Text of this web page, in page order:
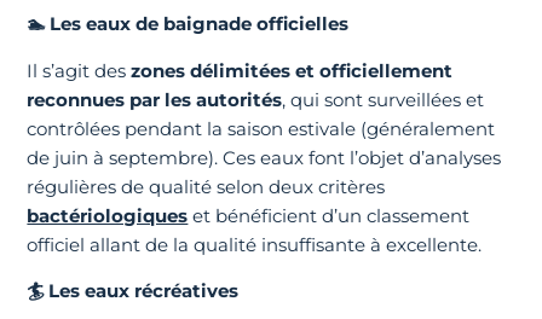
🏊 Les eaux de baignade officielles
Il s’agit deszones délimitées et officiellement
reconnues par les autorités, qui sont surveillées et
contrôlées pendant la saison estivale (généralement
de juin à septembre). Ces eaux font l’objet d’analyses
régulières de qualité selon deux critères
bactériologiques et bénéficient d’un classement
officiel allant de la qualité insuffisante à excellente.
🏄 Les eaux récréatives